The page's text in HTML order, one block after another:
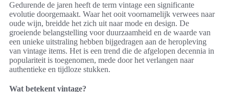
Gedurende de jaren heeft de term vintage een significante
evolutie doorgemaakt. Waar het ooit voornamelijk verwees naar
oude wijn, breidde het zich uit naar mode en design. De
groeiende belangstelling voor duurzaamheid en de waarde van
een unieke uitstraling hebben bijgedragen aan de heropleving
van vintage items. Het is een trend die de afgelopen decennia in
populariteit is toegenomen, mede door het verlangen naar
authentieke en tijdloze stukken.
Wat betekent vintage?